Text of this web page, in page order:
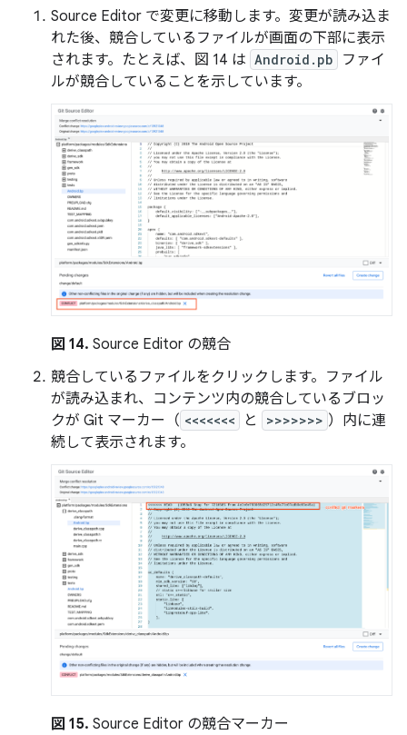
Source Editor で変更に移動します。変更が読み込ま
れた後、競合しているファイルが画面の下部に表示
されます。たとえば、図 14 は Android.pb
ファイ
ルが競合していることを示しています。
図 14. Source Editor の競合
競合しているファイルをクリックします。ファイル
が読み込まれ、コンテンツ内の競合しているブロッ
クが Git マーカー（ <<<<<<< と >>>>>>> ）内に連
続して表示されます。
図 15. Source Editor の競合マーカー